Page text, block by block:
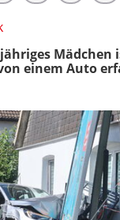
Mädchen
einem Auto